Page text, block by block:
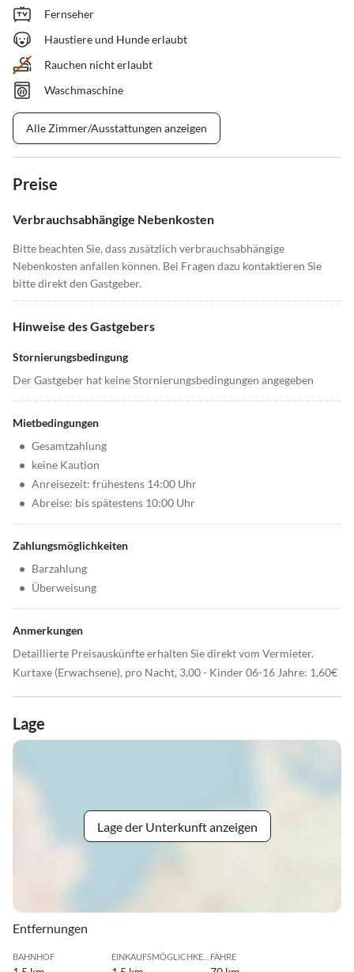
Fernseher
Haustiere und Hunde erlaubt
Rauchen nicht erlaubt
Waschmaschine
Alle Zimmer/Ausstattungen anzeigen
Preise
Verbrauchsabhängige Nebenkosten
Bitte beachten Sie, dass zusätzlich verbrauchsabhängige
Nebenkosten anfallen können. Bei Fragen dazu kontaktieren Sie
bitte direkt den Gastgeber.
Hinweise des Gastgebers
Stornierungsbedingung
Der Gastgeber hat keine Stornierungsbedingungen angegeben
Mietbedingungen
• Gesamtzahlung
• keine Kaution
• Anreisezeit: frühestens 14:00 Uhr
• Abreise: bis spätestens 10:00 Uhr
Zahlungsmöglichkeiten
• Barzahlung
• Überweisung
Anmerkungen
Detaillierte Preisauskünfte erhalten Sie direkt vom Vermieter.
Kurtaxe (Erwachsene), pro Nacht, 3,00 - Kinder 06-16 Jahre: 1,60€
Lage
Lage der Unterkunft anzeigen
Entfernungen
BAHNHOF EINKAUFSMÖGLICHKEIT FÄHRE